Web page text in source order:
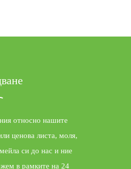
относно нашите
ценова листа, моля,
си до нас и ние
в рамките на 24